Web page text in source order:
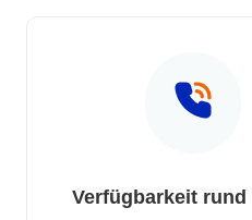
Verfügbarkeit rund